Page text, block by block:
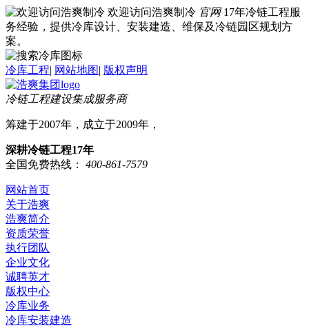
欢迎访问浩爽制冷 官网 17年冷链工程服
务经验，提供冷库设计、安装建造、维保及冷链园区规划方
案。
冷库工程| 网站地图| 版权声明
冷链工程建设集成服务商
筹建于2007年，成立于2009年，
深耕冷链工程17年
全国免费热线：
400-861-7579
网站首页
关于浩爽
浩爽简介
资质荣誉
执行团队
企业文化
诚聘英才
版权中心
冷库业务
冷库安装建造